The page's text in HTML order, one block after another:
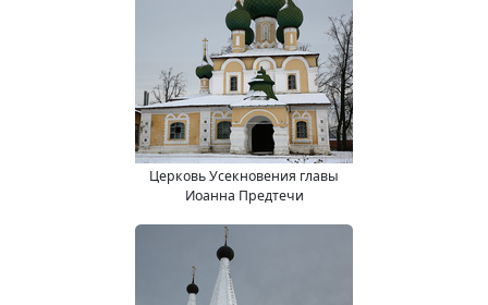
Церковь Усекновения главы
Иоанна Предтечи